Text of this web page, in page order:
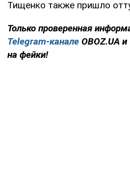
Тищенко также пришло
Только проверенная
Telegram-канале OBOZ.UA и
на фейки!